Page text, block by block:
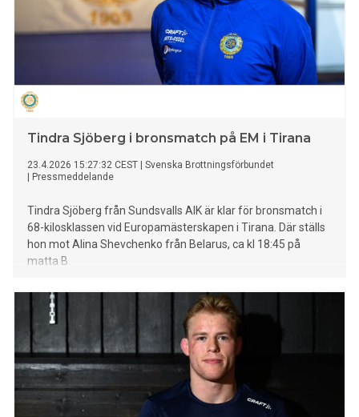
Tindra Sjöberg i bronsmatch på EM i Tirana
23.4.2026 15:27:32 CEST
Svenska Brottningsförbundet
Pressmeddelande
Tindra Sjöberg från Sundsvalls AIK är klar för bronsmatch i
68-kilosklassen vid Europamästerskapen i Tirana. Där ställs
hon mot Alina Shevchenko från Belarus, ca kl 18:45 på
matta B.